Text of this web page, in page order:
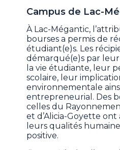
Campus de Lac-
À Lac-Mégantic,
bourses a permis de
étudiant(e)s. Les
démarqué(e)s par
la vie étudiante, leur
scolaire, leur
environnementale
entrepreneurial. Des
celles du
et d’Alicia-Goyette ont
leurs qualités
positive.